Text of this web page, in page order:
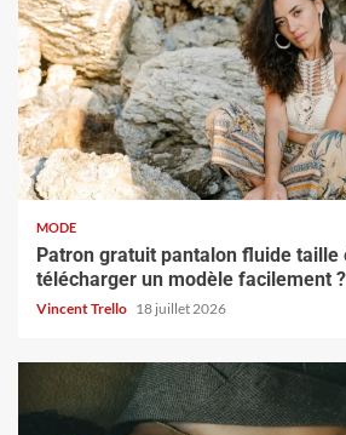
MODE
Patron gratuit pantalon fluide taille
télécharger un modèle facilement ?
Vincent Trello 18 juillet 2026